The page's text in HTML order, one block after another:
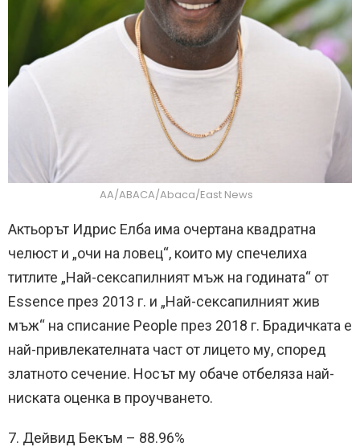
AA/ABACA/Abaca/East News
Актьорът Идрис Елба има очертана квадратна
челюст и „очи на ловец“, които му спечелиха
титлите „Най-сексапилният мъж на годината“ от
Essence през 2013 г. и „Най-сексапилният жив
мъж“ на списание People през 2018 г. Брадичката е
най-привлекателната част от лицето му, според
златното сечение. Носът му обаче отбеляза най-
ниската оценка в проучването.
7. Дейвид Бекъм – 88.96%